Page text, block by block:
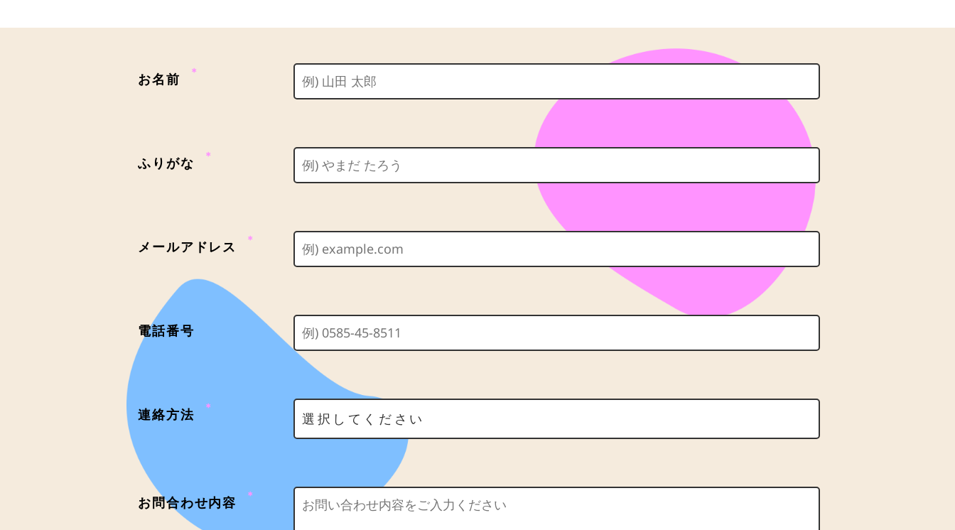
お名前 ＊
ふりがな ＊
メールアドレス ＊
電話番号
連絡方法 ＊
お問合わせ内容 ＊